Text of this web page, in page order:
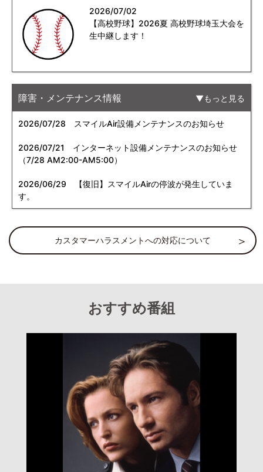
2026/07/02
【高校野球】2026夏 高校野球埼玉大会を
生中継します！
障害・メンテナンス情報 もっと見る
2026/07/28 スマイルAir設備メンテナンスのお知らせ
2026/07/21
インターネット設備メンテナンスのお知らせ
（7/28 AM2:00-AM5:00）
2026/06/29 【復旧】スマイルAirの停波が発生していま
す。
カスタマーハラスメントへの対応について
おすすめ番組